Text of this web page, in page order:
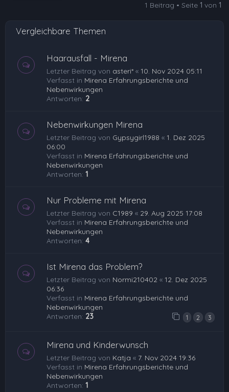
1 Beitrag • Seite 1 von 1
Vergleichbare Themen
Haarausfall - Mirena
Letzter Beitrag von asteri* « 10. Nov 2024 05:11
Verfasst in Mirena Erfahrungsberichte und
Nebenwirkungen
Antworten: 2
Nebenwirkungen Mirena
Letzter Beitrag von Gypsygirl1988 « 1. Dez 2025
06:00
Verfasst in Mirena Erfahrungsberichte und
Nebenwirkungen
Antworten: 1
Nur Probleme mit Mirena
Letzter Beitrag von C1989 « 29. Aug 2025 17:08
Verfasst in Mirena Erfahrungsberichte und
Nebenwirkungen
Antworten: 4
Ist Mirena das Problem?
Letzter Beitrag von Normi210402 « 12. Dez 2025
06:36
Verfasst in Mirena Erfahrungsberichte und
Nebenwirkungen
Antworten: 23 1 2 3
Mirena und Kinderwunsch
Letzter Beitrag von Katja « 7. Nov 2024 19:36
Verfasst in Mirena Erfahrungsberichte und
Nebenwirkungen
Antworten: 1